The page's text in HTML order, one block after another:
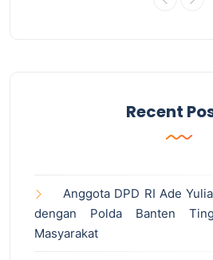
Recent
Anggota DPD RI Ade
dengan Polda Banten
Masyarakat